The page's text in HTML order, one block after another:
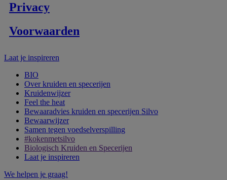
Privacy
Voorwaarden
Laat je inspireren
BIO
Over kruiden en specerijen
Kruidenwijzer
Feel the heat
Bewaaradvies kruiden en specerijen Silvo
Bewaarwijzer
Samen tegen voedselverspilling
#kokenmetsilvo
Biologisch Kruiden en Specerijen
Laat je inspireren
We helpen je graag!